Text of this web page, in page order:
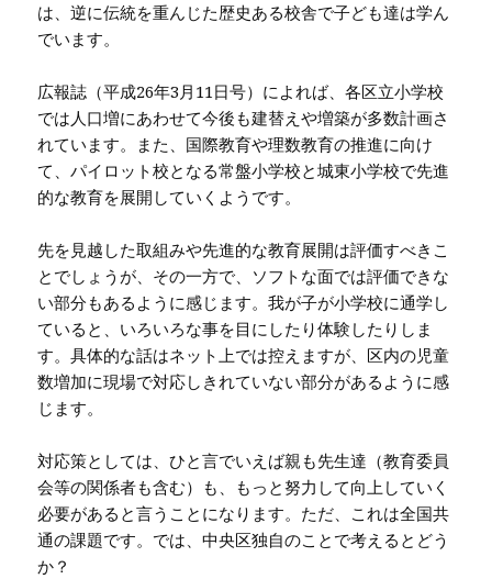
は、逆に伝統を重んじた歴史ある校舎で子ども達は学ん
でいます。
広報誌（平成26年3月11日号）によれば、各区立小学校
では人口増にあわせて今後も建替えや増築が多数計画さ
れています。また、国際教育や理数教育の推進に向け
て、パイロット校となる常盤小学校と城東小学校で先進
的な教育を展開していくようです。
先を見越した取組みや先進的な教育展開は評価すべきこ
とでしょうが、その一方で、ソフトな面では評価できな
い部分もあるように感じます。我が子が小学校に通学し
ていると、いろいろな事を目にしたり体験したりしま
す。具体的な話はネット上では控えますが、区内の児童
数増加に現場で対応しきれていない部分があるように感
じます。
対応策としては、ひと言でいえば親も先生達（教育委員
会等の関係者も含む）も、もっと努力して向上していく
必要があると言うことになります。ただ、これは全国共
通の課題です。では、中央区独自のことで考えるとどう
か？